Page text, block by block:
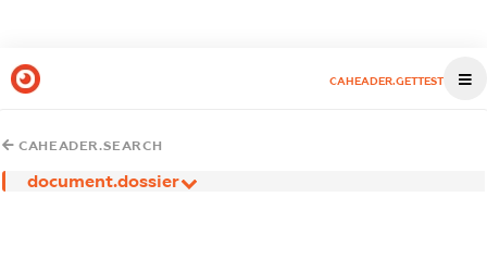
CAHEADER.GETTEST
CAHEADER.SEARCH
document.dossier